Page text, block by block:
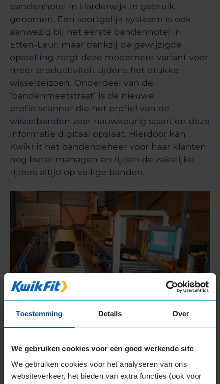
Toestemming Details Over
We gebruiken cookies voor een goed werkende site
We gebruiken cookies voor het analyseren van ons
websiteverkeer, het bieden van extra functies (ook voor
bandenhotel in Harderwijk in gebruik
genomen. Een soortgelijk systeem is ook
aanwezig bij het eerste bandenhotel in
Etten-Leur, maar dankzij de gewijzigde
opstelling zorgt deze modernere variant voor
meer productiviteit tijdens het drukke
wisselseizoen. Onderdeel van de
‘bandenmeetstraat’ is de nieuwe
profielscanner die het profiel van de
wisselbanden zeer nauwkeurig scant en deze
informatie digitaal opslaat. Hierdoor kan
KwikFit het bandenbeheer voor haar klanten
nog beter managen en rijden de zakelijke
rijders altijd op veilige banden.
De KwikFit profielscanners zijn speciaal voor
KwikFit Nederland ontwikkeld en zijn uniek in de
wereld. Onderzoek heeft aangetoond dat met